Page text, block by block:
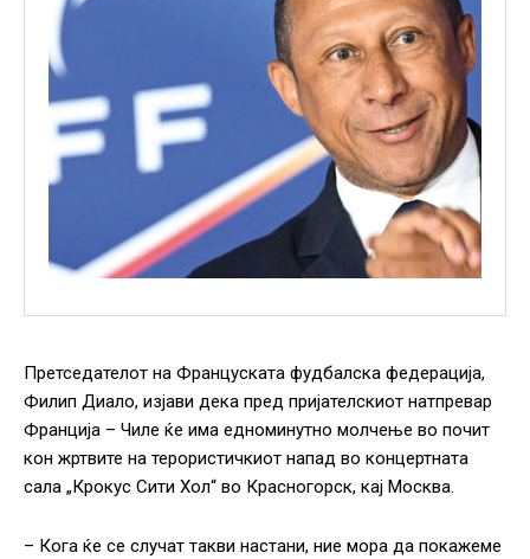
Претседателот на Француската фудбалска федерација,
Филип Диало, изјави дека пред пријателскиот натпревар
Франција – Чиле ќе има едноминутно молчење во почит
кон жртвите на терористичкиот напад во концертната
сала „Крокус Сити Хол“ во Красногорск, кај Москва.
– Кога ќе се случат такви настани, ние мора да покажеме